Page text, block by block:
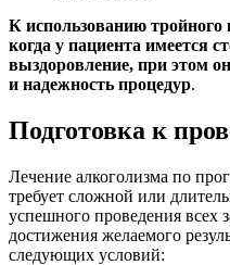
К использованию
когда у пациента имеется
выздоровление, при этом
и надежность процедур.
Подготовка к
Лечение алкоголизма по
требует сложной или
успешного проведения всех
достижения желаемого
следующих условий: